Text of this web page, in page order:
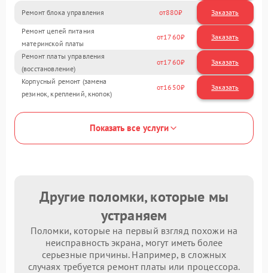
Ремонт блока управления 880
Ремонт цепей питания
материнской платы
1760
Ремонт платы управления
(восстановление)
1760
Корпусный ремонт (замена
резинок, креплений, кнопок)
1650
Показать все услуги
Другие поломки, которые мы
устраняем
Поломки, которые на первый взгляд похожи на
неисправность экрана, могут иметь более
серьезные причины. Например, в сложных
случаях требуется ремонт платы или процессора.